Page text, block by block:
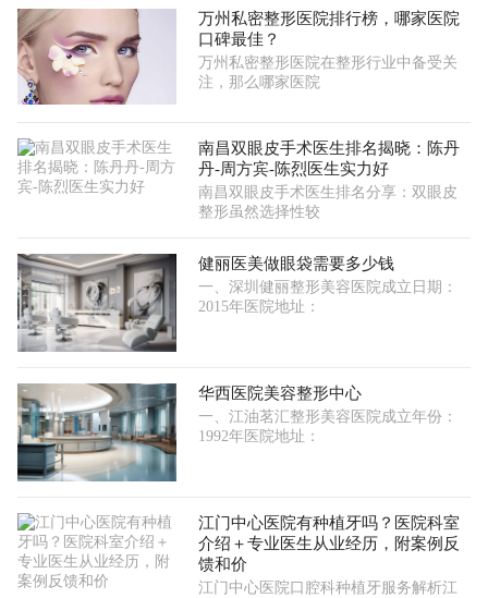
万州私密整形医院排行榜，哪家医院
口碑最佳？
万州私密整形医院在整形行业中备受关
注，那么哪家医院
南昌双眼皮手术医生排名揭晓：陈丹
丹-周方宾-陈烈医生实力好
南昌双眼皮手术医生排名分享：双眼皮
整形虽然选择性较
健丽医美做眼袋需要多少钱
一、深圳健丽整形美容医院成立日期：
2015年医院地址：
华西医院美容整形中心
一、江油茗汇整形美容医院成立年份：
1992年医院地址：
江门中心医院有种植牙吗？医院科室
介绍＋专业医生从业经历，附案例反
馈和价
江门中心医院口腔科种植牙服务解析江